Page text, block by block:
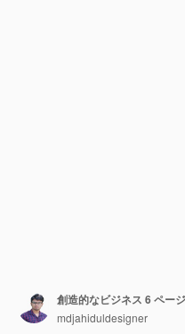
創造的なビジネス 6 ペー
mdjahiduldesigner